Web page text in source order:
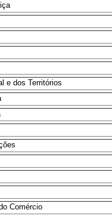
e dos Territórios
Comércio